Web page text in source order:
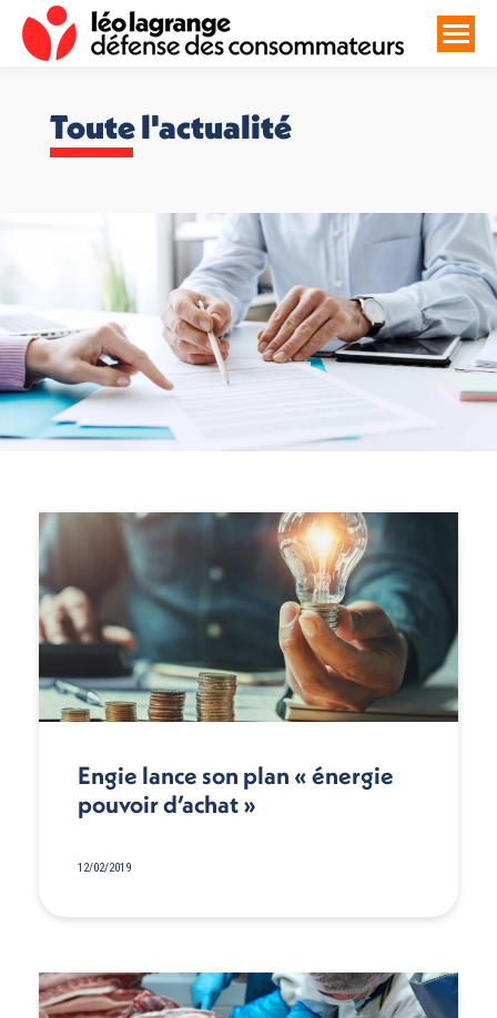
Toute l'actualité
Engie lance son plan « énergie
pouvoir d’achat »
12/02/2019